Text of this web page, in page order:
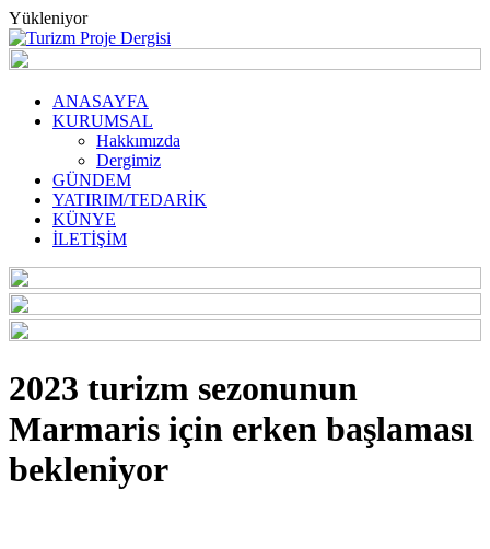
Yükleniyor
ANASAYFA
KURUMSAL
Hakkımızda
Dergimiz
GÜNDEM
YATIRIM/TEDARİK
KÜNYE
İLETİŞİM
2023 turizm sezonunun
Marmaris için erken başlaması
bekleniyor